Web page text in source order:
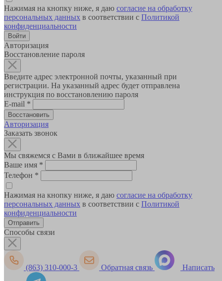
Нажимая на кнопку ниже, я даю согласие на обработку
персональных данных в соответствии с Политикой
конфиденциальности
Авторизация
Восстановление пароля
Введите адрес электронной почты, указанный при
регистрации. На указанный адрес будет отправлена
инструкция по восстановлению пароля
E-mail *
Авторизация
Заказать звонок
Мы свяжемся с Вами в ближайшее время
Ваше имя *
Телефон *
Нажимая на кнопку ниже, я даю согласие на обработку
персональных данных в соответствии с Политикой
конфиденциальности
Способы связи
(863) 310-000-3 Обратная связь Написать